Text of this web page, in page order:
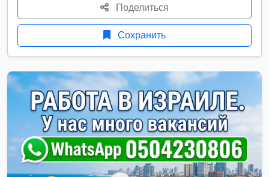
Поделиться
Сохранить